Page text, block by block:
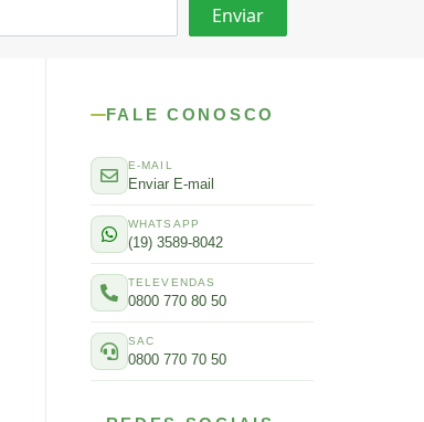
FALE CONOSCO
E-MAIL
Enviar E-mail
WHATSAPP
(19) 3589-8042
TELEVENDAS
0800 770 80 50
SAC
0800 770 70 50